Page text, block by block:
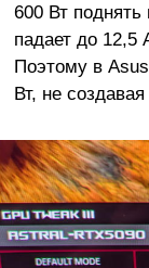
600 Вт
падает до
Поэтому в
Вт, не